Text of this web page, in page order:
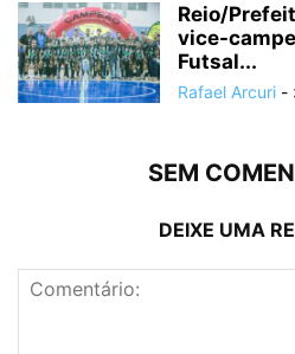
Reio/
vice-
Futsal...
Rafael Arcuri -
SEM
DEIXE UMA